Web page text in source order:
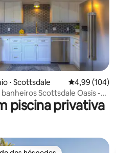
de 5, 266 avaliações
⋅ Scottsdale 4,99 de uma
4,99 (104)
Scottsdale Oasis -
piscina privativa